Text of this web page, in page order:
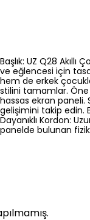
Başlık: UZ Q28
ve eğlencesi için
hem de erkek
stilini tamamlar. Öne
hassas ekran paneli.
gelişimini takip edin.
Dayanıklı Kordon:
panelde bulunan